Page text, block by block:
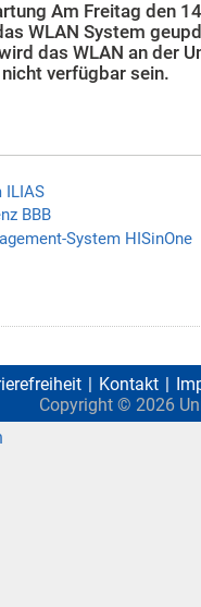
Am Freitag den
WLAN System
das WLAN an der
verfügbar sein.
ILIAS
BBB
System HISinOne
Kontakt
Copyright © 2026